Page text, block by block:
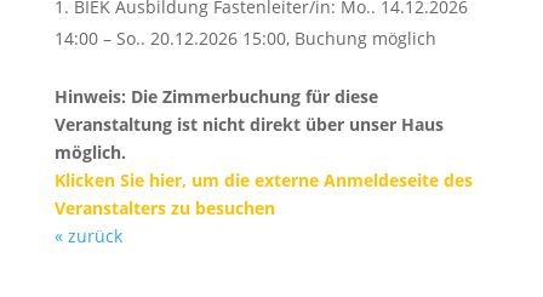
BIEK Ausbildung Fastenleiter/in: Mo.. 14.12.2026
14:00 – So.. 20.12.2026 15:00, Buchung möglich
Hinweis: Die Zimmerbuchung für diese
Veranstaltung ist nicht direkt über unser Haus
möglich.
Klicken Sie hier, um die externe Anmeldeseite des
Veranstalters zu besuchen
« zurück